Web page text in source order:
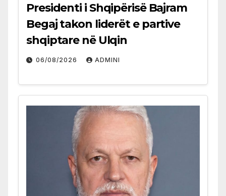
Presidenti i Shqipërisë Bajram
Begaj takon liderët e partive
shqiptare në Ulqin
06/08/2026 ADMINI